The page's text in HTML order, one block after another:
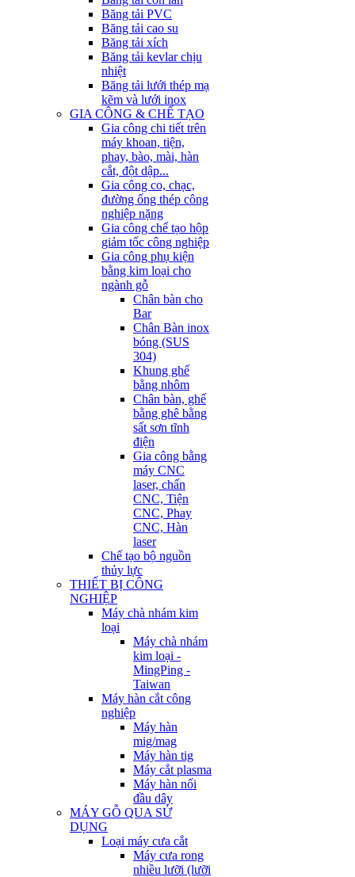
Băng tải PVC
Băng tải cao su
Băng tải xích
Băng tải kevlar chịu
nhiệt
Băng tải lưới thép mạ
kẽm và lưới inox
GIA CÔNG & CHẾ TẠO
Gia công chi tiết trên
máy khoan, tiện,
phay, bào, mài, hàn
cắt, đột dập...
Gia công co, chạc,
đường ống thép công
nghiệp nặng
Gia công chế tạo hộp
giảm tốc công nghiệp
Gia công phụ kiện
bằng kim loại cho
ngành gỗ
Chân bàn cho
Bar
Chân Bàn inox
bóng (SUS
304)
Khung ghế
bằng nhôm
Chân bàn, ghế
bằng ghê bằng
sất sơn tĩnh
điện
Gia công bằng
máy CNC
laser, chấn
CNC, Tiện
CNC, Phay
CNC, Hàn
laser
Chế tạo bộ nguồn
thủy lực
THIẾT BỊ CÔNG
NGHIỆP
Máy chà nhám kim
loại
Máy chà nhám
kim loại -
MingPing -
Taiwan
Máy hàn cắt công
nghiệp
Máy hàn
mig/mag
Máy hàn tig
Máy cắt plasma
Máy hàn nối
đầu dây
MÁY GỖ QUA SỬ
DỤNG
Loại máy cưa cắt
Máy cưa rong
nhiều lưỡi (lưỡi